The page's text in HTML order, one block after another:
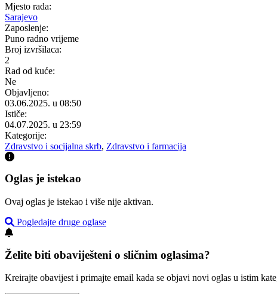
Mjesto rada:
Sarajevo
Zaposlenje:
Puno radno vrijeme
Broj izvršilaca:
2
Rad od kuće:
Ne
Objavljeno:
03.06.2025. u 08:50
Ističe:
04.07.2025. u 23:59
Kategorije:
Zdravstvo i socijalna skrb, Zdravstvo i farmacija
Oglas je istekao
Ovaj oglas je istekao i više nije aktivan.
Pogledajte druge oglase
Želite biti obaviješteni o sličnim oglasima?
Kreirajte obavijest i primajte email kada se objavi novi oglas u istim